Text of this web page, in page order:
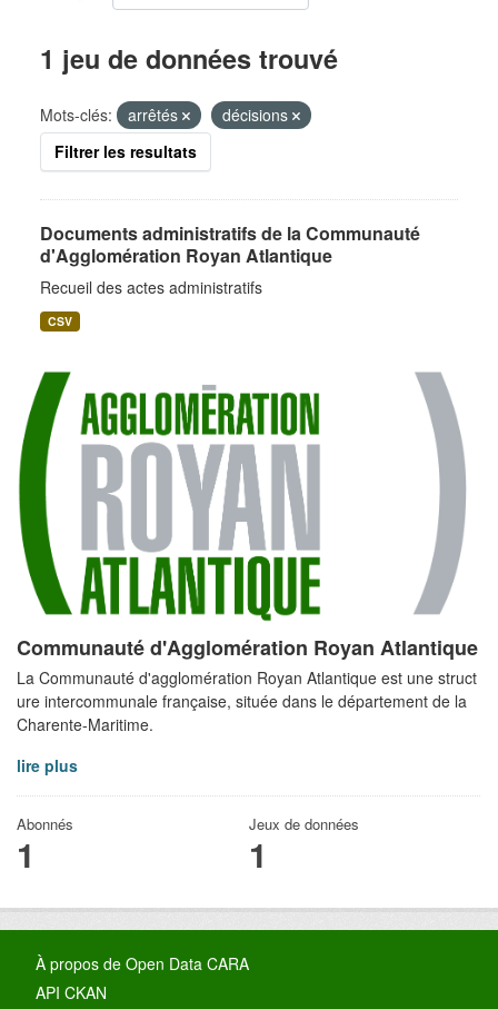
Communauté d'Agglomération Royan Atlantique
La Communauté d'agglomération Royan Atlantique est une struct
ure intercommunale française, située dans le département de la
Charente-Maritime.
lire plus
Abonnés
1
Jeux de données
1
1 jeu de données trouvé
Mots-clés: arrêtés
décisions
Filtrer les resultats
Documents administratifs de la Communauté
d'Agglomération Royan Atlantique
Recueil des actes administratifs
CSV
À propos de Open Data CARA
API CKAN